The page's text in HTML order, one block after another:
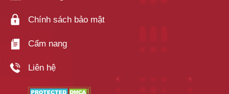
Chính sách bảo mật
Cẩm nang
Liên hệ